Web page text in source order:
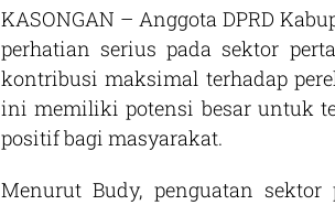
KASONGAN – Anggota DPRD
perhatian serius pada sektor
kontribusi maksimal terhadap
ini memiliki potensi besar untuk
positif bagi masyarakat.
Menurut Budy, penguatan